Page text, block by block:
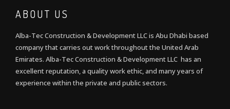
ABOUT US
Alba-Tec Construction & Development LLC is Abu Dhabi based
company that carries out work throughout the United Arab
Emirates. Alba-Tec Construction & Development LLC has an
excellent reputation, a quality work ethic, and many years of
experience within the private and public sectors.